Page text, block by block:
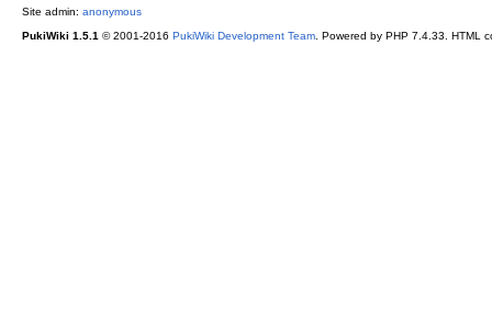
Site admin: anonymous
PukiWiki 1.5.1 © 2001-2016 PukiWiki Development Team. Powered by PHP 7.4.33. HTML